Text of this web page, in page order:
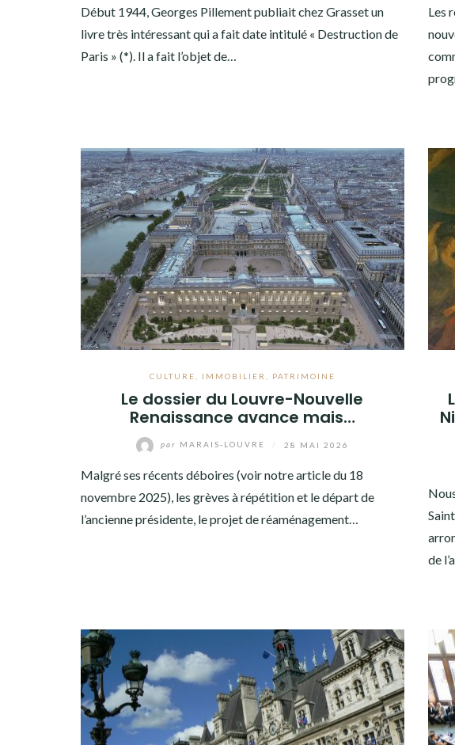
Début 1944, Georges Pillement publiait chez Grasset un
livre très intéressant qui a fait date intitulé « Destruction de
Paris » (*). Il a fait l’objet de…
Les
CULTURE IMMOBILIER PATRIMOINE
Le dossier du Louvre-Nouvelle
Renaissance avance mais…
par MARAIS-LOUVRE 28 MAI 2026
Malgré ses récents déboires (voir notre article du 18
novembre 2025), les grèves à répétition et le départ de
l’ancienne présidente, le projet de réaménagement…
de